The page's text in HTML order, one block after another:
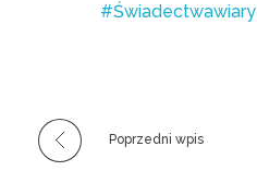
#Świadectwawiary
Poprzedni wpis